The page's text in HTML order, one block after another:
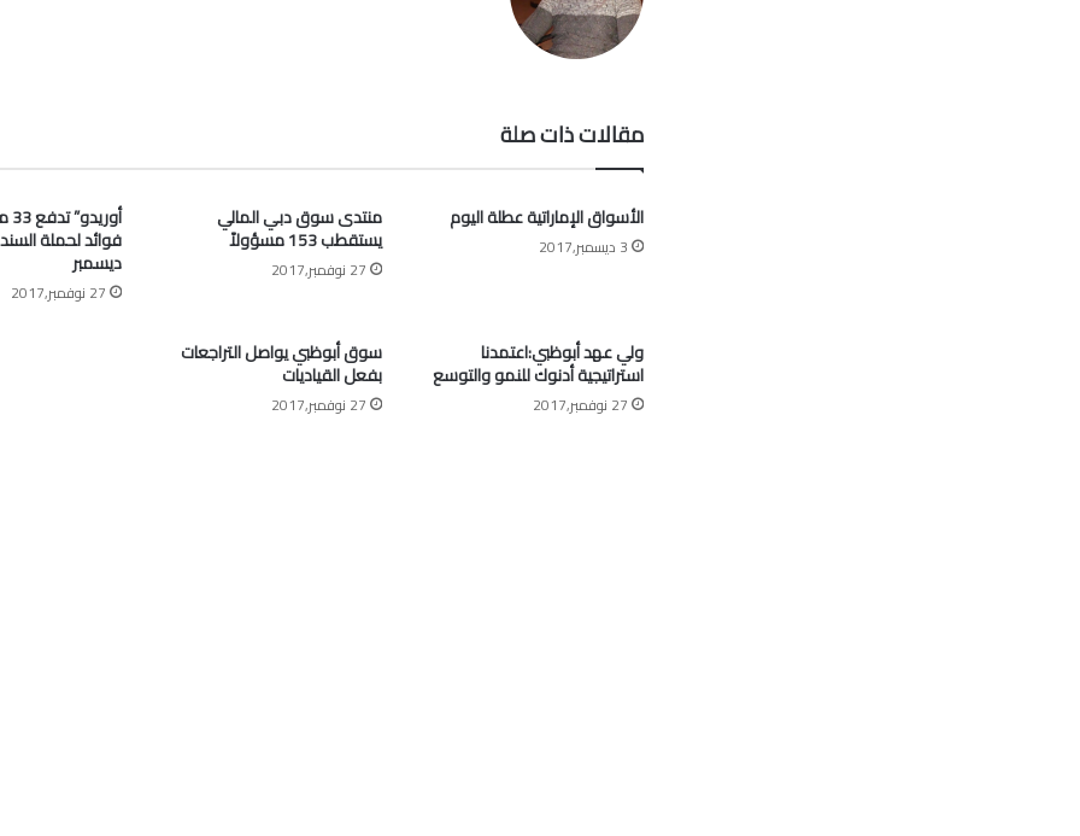
مقالات ذات صلة
الأسواق الإماراتية عطلة اليوم
3 ديسمبر,2017
منتدى سوق دبي المالي
يستقطب 153 مسؤولاً
27 نوفمبر,2017
فوائد لحملة
ديسمبر
27 نوفمبر,2017
ولي عهد أبوظبي:اعتمدنا
استراتيجية أدنوك للنمو والتوسع
27 نوفمبر,2017
سوق أبوظبي يواصل التراجعات
بفعل القياديات
27 نوفمبر,2017